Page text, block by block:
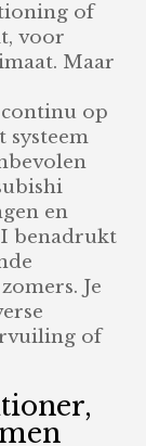
of
voor
Maar
op
systeem
en
benadrukt
Je
of